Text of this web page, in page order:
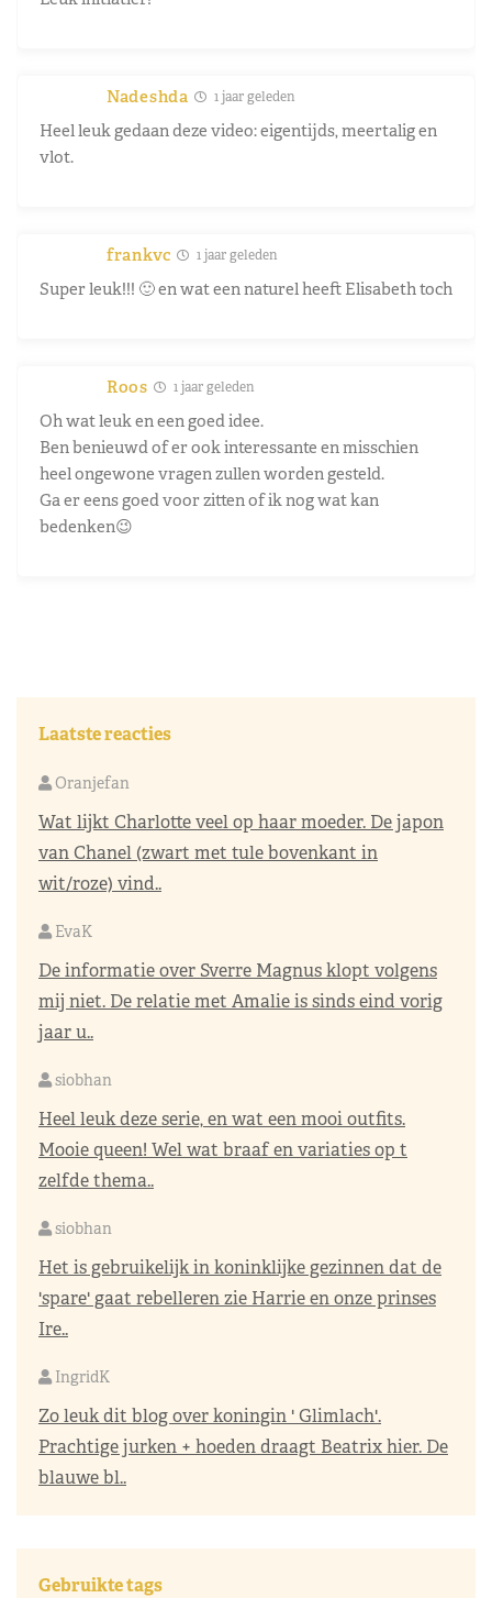
Nadeshda 1 jaar geleden
Heel leuk gedaan deze video: eigentijds, meertalig en
vlot.
frankvc 1 jaar geleden
Super leuk!!! 🙂 en wat een naturel heeft Elisabeth toch
Roos 1 jaar geleden
Oh wat leuk en een goed idee.
Ben benieuwd of er ook interessante en misschien
heel ongewone vragen zullen worden gesteld.
Ga er eens goed voor zitten of ik nog wat kan
bedenken😉
Laatste reacties
Oranjefan
Wat lijkt Charlotte veel op haar moeder. De japon
van Chanel (zwart met tule bovenkant in
wit/roze) vind..
EvaK
De informatie over Sverre Magnus klopt volgens
mij niet. De relatie met Amalie is sinds eind vorig
jaar u..
siobhan
Heel leuk deze serie, en wat een mooi outfits.
Mooie queen! Wel wat braaf en variaties op t
zelfde thema..
siobhan
Het is gebruikelijk in koninklijke gezinnen dat de
'spare' gaat rebelleren zie Harrie en onze prinses
Ire..
IngridK
Zo leuk dit blog over koningin ' Glimlach'.
Prachtige jurken + hoeden draagt Beatrix hier. De
blauwe bl..
Gebruikte tags